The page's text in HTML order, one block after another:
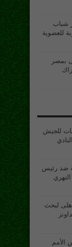
شباب
بمصر
للجيش
ضد رئيس
لبحث
الأمم